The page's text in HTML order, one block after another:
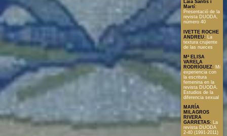
Laia Santís i
Martí:
Presentació de la
revista DUODA,
número 40
IVETTE ROCHE
ANDREU:
La
textura crujiente
de las nueces
Mª ELISA
VARELA
RODRÍGUEZ: Mi
experiencia con
la escritura
femenina en la
revista DUODA.
Estudios de la
diferencia sexual
MARÍA
MILAGROS
RIVERA
GARRETAS: La
revista DUODA
2-40 (1991-2011)